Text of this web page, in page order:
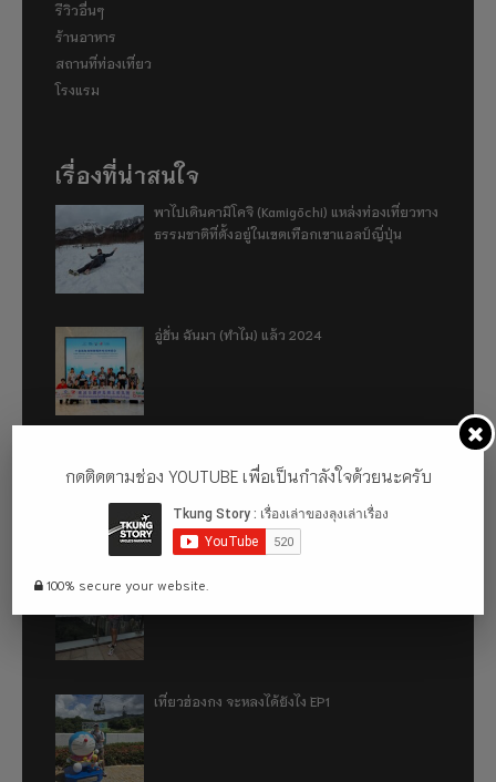
รีวิวอื่นๆ
ร้านอาหาร
สถานที่ท่องเที่ยว
โรงแรม
เรื่องที่น่าสนใจ
พาไปเดินคามิโคจิ (Kamigōchi) แหล่งท่องเที่ยวทาง
ธรรมชาติที่ตั้งอยู่ในเขตเทือกเขาแอลป์ญี่ปุ่น
อู่ฮั่น ฉันมา (ทำไม) แล้ว 2024
500km
เที่ยวฮ่องกง จะหลงได้ยังไง EP2
เที่ยวฮ่องกง จะหลงได้ยังไง EP1
กดติดตามช่อง YOUTUBE เพื่อเป็นกำลังใจด้วยนะครับ
100% secure your website.